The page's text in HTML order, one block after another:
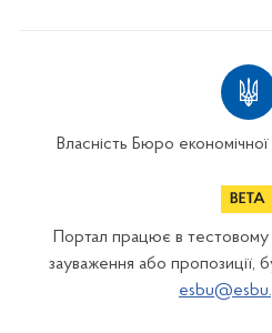
Власність Бюро
Портал працює в
зауваження або пропозиції,